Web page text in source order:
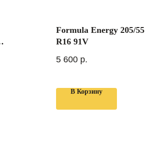
Formula Energy 205/55
R16 91V
5 600 р.
В Корзину